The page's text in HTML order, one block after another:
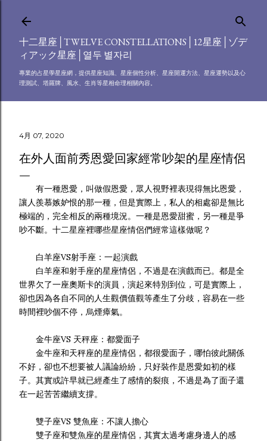
十二星座│TWELVE CONSTELLATIONS│12星座│ゾデ
ィアック星座│열두 별자리
專業的占星學星座網，提供星座知識、星座個性分析、星座開運方法、星座運勢以及心
理測試、塔羅牌、風水、生肖等星相命理相關內容。
4月 07, 2020
在外人面前秀恩愛回家經常吵架的星座情侶
有一種恩愛，叫做假恩愛，眾人視野裡表現得無比恩愛，
讓人羨慕嫉妒恨的那一種，但是實際上，私人的相處卻是無比
極端的，完全相反的兩種境況。一種是恩愛甜蜜，另一種是爭
吵不斷。十二星座裡哪些星座情侶們經常這樣做呢？
白羊座VS射手座：一起演戲
白羊座和射手座的星座情侶，不過是在演戲而已。都是全
世界欠了一座奧斯卡的演員，演起來特別到位，可是實際上，
卻也因為各自不同的人生觀價值觀等產生了分歧，容易在一些
時間裡吵個不停，烏煙瘴氣。
金牛座VS 天秤座：都愛面子
金牛座和天秤座的星座情侶，都很愛面子，哪怕彼此關係
不好，卻也不想要被人議論紛紛，只好裝作是恩愛如初的樣
子。其實或許早就已經產生了感情的裂痕，不過是為了面子還
在一起苦苦繼續支撐。
雙子座VS 雙魚座：不讓人擔心
雙子座和雙魚座的星座情侶，其實太過考慮身邊人的感